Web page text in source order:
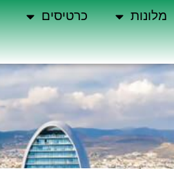
מלונות כרטיסים